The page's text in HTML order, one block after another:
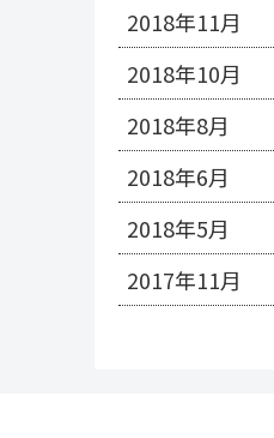
2018年11月
2018年10月
2018年8月
2018年6月
2018年5月
2017年11月